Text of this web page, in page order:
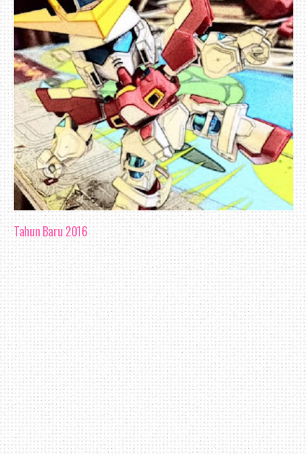
Tahun Baru 2016